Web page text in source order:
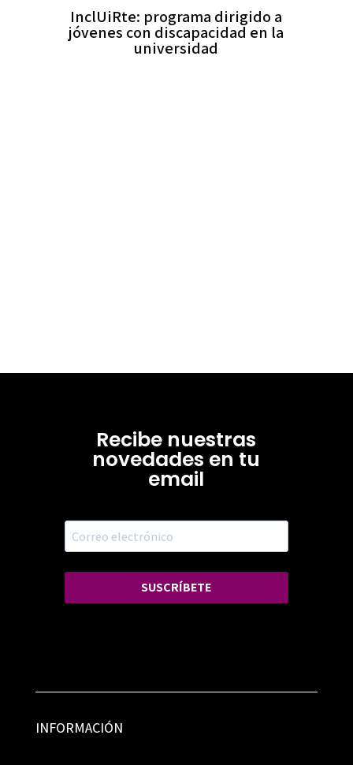
InclUiRte: programa dirigido a
jóvenes con discapacidad en la
universidad
Recibe nuestras
novedades en tu
email
SUSCRÍBETE
INFORMACIÓN